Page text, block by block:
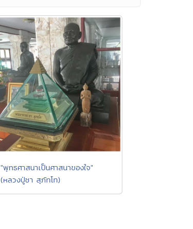
"พุทธศาสนาเป็นศาสนาของใจ"
(หลวงปู่ชา สุภัทโท)